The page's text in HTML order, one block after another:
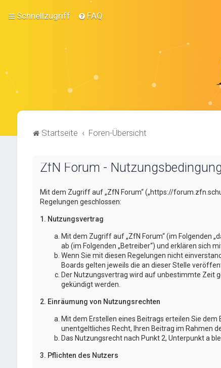
Schnellzugriff FAQ
Startseite Foren-Übersicht
ZfN Forum -
Mit dem Zugriff auf „ZfN Forum“ („https://
Regelungen geschlossen:
1. Nutzungsvertrag
Mit dem Zugriff auf „ZfN Forum“ (im Folgenden
ab (im Folgenden „Betreiber“) und erklären sich
Wenn Sie mit diesen Regelungen nicht
Boards gelten jeweils die an dieser Stelle
Der Nutzungsvertrag wird auf unbestimmte Zeit
gekündigt werden.
2. Einräumung von Nutzungsrechten
Mit dem Erstellen eines Beitrags erteilen Sie
unentgeltliches Recht, Ihren Beitrag im Rahmen
Das Nutzungsrecht nach Punkt 2, Unterpunkt a
3. Pflichten des Nutzers